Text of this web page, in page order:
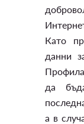
Като
данни
да
а в